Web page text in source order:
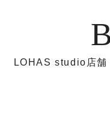
LOHAS studio店